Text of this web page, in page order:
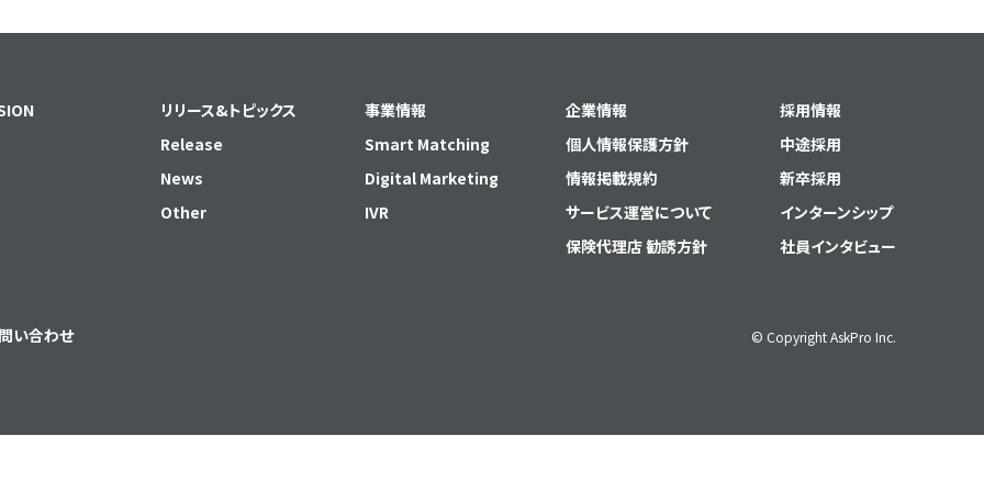
リリース&トピックス
Release
News
Other
事業情報
Smart Matching
Digital Marketing
IVR
企業情報
個人情報保護方針
情報掲載規約
サービス運営について
保険代理店 勧誘方針
採用情報
中途採用
新卒採用
インターンシップ
社員インタビュー
い合わせ © Copyright AskPro Inc.